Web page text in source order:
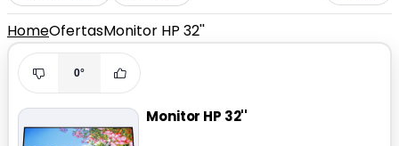
HomeOfertasMonitor HP 32''
0°
Monitor HP 32''